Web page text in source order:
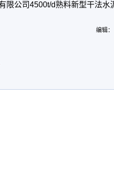
公司4500t/d熟料新型干法水
编辑